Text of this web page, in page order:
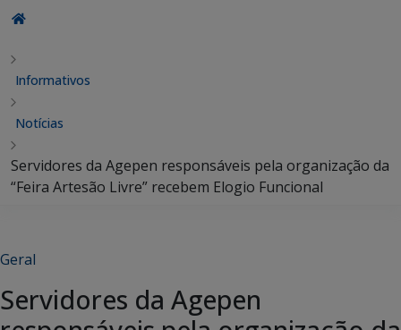
Informativos
Notícias
Servidores da Agepen responsáveis pela organização da
“Feira Artesão Livre” recebem Elogio Funcional
Geral
Servidores da Agepen